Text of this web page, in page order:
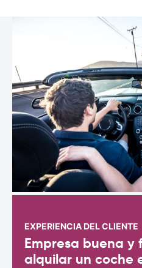
EXPERIENCIA DEL CLIENTE
Empresa buena y
alquilar un coche